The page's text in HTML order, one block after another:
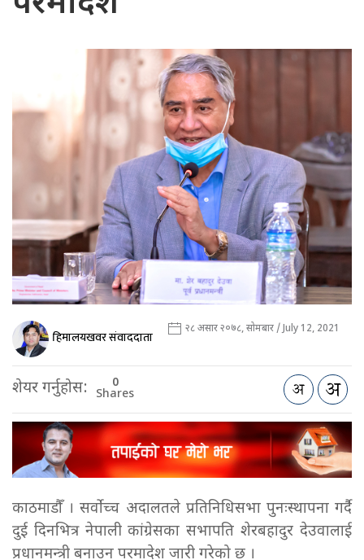
हिमालयखवर संवाददाता २८ असार २०७८, सोमबार / July 12, 2021
शेयर गर्नुहोस: 0
Shares
काठमाडौँ । सर्वोच्च अदालतले प्रतिनिधिसभा पुनःस्थापना गर्दै
दुई दिनभित्र नेपाली कांग्रेसका सभापति शेरबहादुर देउवालाई
प्रधानमन्त्री बनाउन परमादेश जारी गरेको छ ।